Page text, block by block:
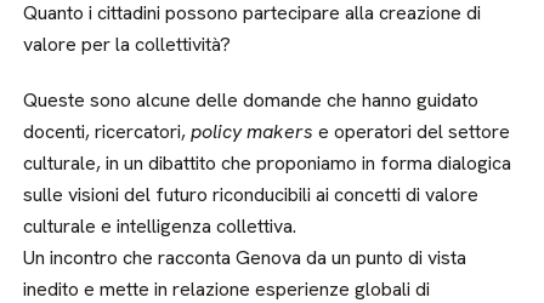
Quanto i cittadini possono partecipare alla creazione di
valore per la collettività?
Queste sono alcune delle domande che hanno guidato
docenti, ricercatori,policy makers e operatori del settore
culturale, in un dibattito che proponiamo in forma dialogica
sulle visioni del futuro riconducibili ai concetti di valore
culturale e intelligenza collettiva.
Un incontro che racconta Genova da un punto di vista
inedito e mette in relazione esperienze globali di